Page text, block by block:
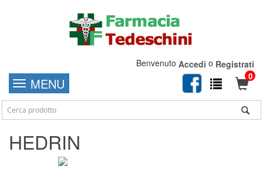
Benvenuto Accedi o Registrati
0
MENU
HEDRIN